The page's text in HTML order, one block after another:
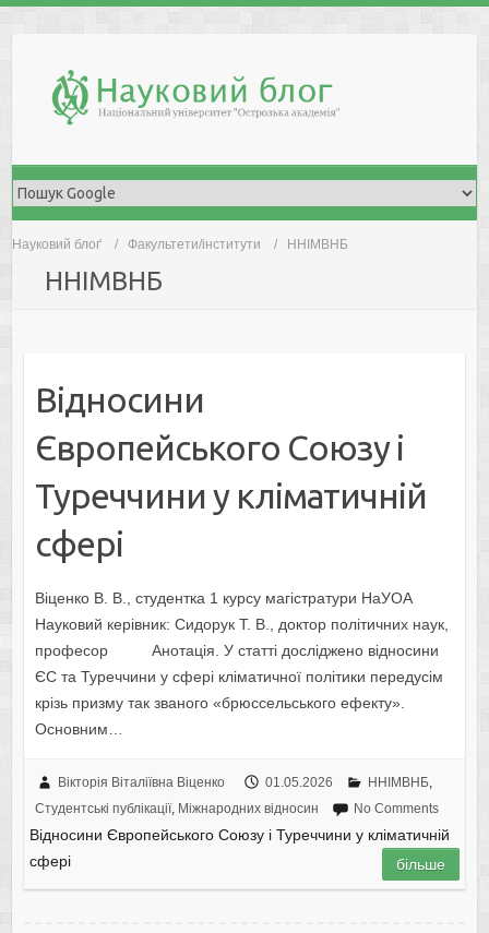
Науковий блоґ Факультети/інститути ННІМВНБ
ННІМВНБ
Відносини
Європейського Союзу і
Туреччини у кліматичній
сфері
Віценко В. В., студентка 1 курсу магістратури НаУОА
Науковий керівник: Сидорук Т. В., доктор політичних наук,
професор Анотація. У статті досліджено відносини
ЄС та Туреччини у сфері кліматичної політики передусім
крізь призму так званого «брюссельського ефекту».
Основним…
Вікторія Віталіївна Віценко 01.05.2026 ННІМВНБ,
Студентські публікації, Міжнародних відносин No Comments
Відносини Європейського Союзу і Туреччини у кліматичній
сфері
більше